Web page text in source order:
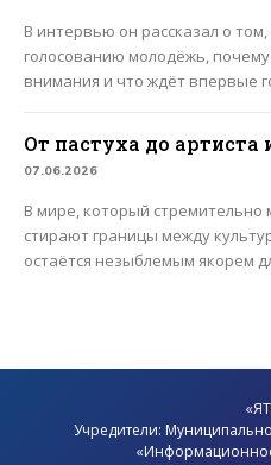
В интервью он рассказал о
голосованию молодёжь,
внимания и что ждёт впервые
От пастуха до артиста
07.06.2026
В мире, который стремительно
стирают границы между
остаётся незыблемым якорем
Учредители:
«Информационное